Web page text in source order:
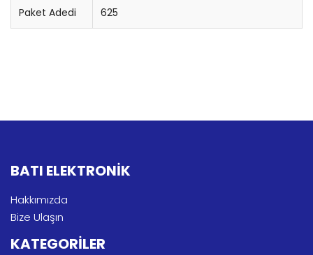
Paket Adedi 625
BATI ELEKTRONİK
Hakkımızda
Bize Ulaşın
KATEGORİLER